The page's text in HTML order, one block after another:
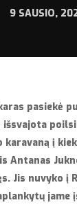
9 SAUSIO,
pasiekė
karavaną į
Antanas
Jis nuvyko į
jame